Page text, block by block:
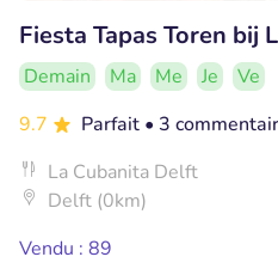
Fiesta Tapas Toren bij
Demain Ma Me Je
Ve
9.7
Parfait • 3
La Cubanita Delft
Delft (0km)
Vendu : 89